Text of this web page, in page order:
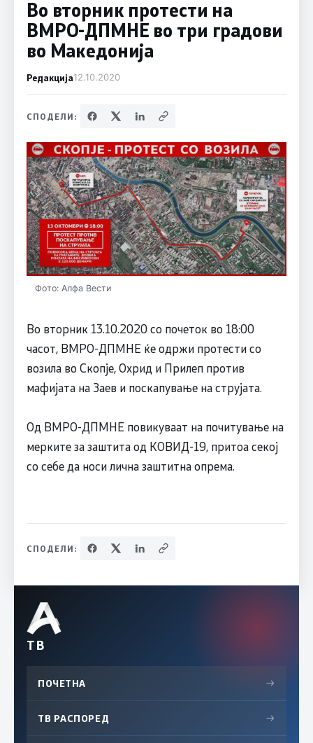
Во вторник протести на
ВМРО-ДПМНЕ во три градови
во Македонија
Редакција12.10.2020
СПОДЕЛИ:
Фото: Алфа Вести
Во вторник 13.10.2020 со почеток во 18:00
часот, ВМРО-ДПМНЕ ќе одржи протести со
возила во Скопје, Охрид и Прилеп против
мафијата на Заев и поскапување на струјата.
Од ВМРО-ДПМНЕ повикуваат на почитување на
мерките за заштита од КОВИД-19, притоа секој
со себе да носи лична заштитна опрема.
СПОДЕЛИ:
ТВ
ПОЧЕТНА →
ТВ РАСПОРЕД →